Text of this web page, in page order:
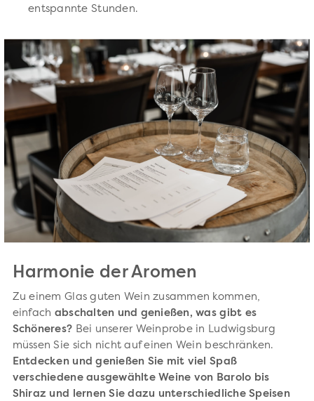
entspannte Stunden.
Harmonie der Aromen
Zu einem Glas guten Wein zusammen kommen,
einfach abschalten und genießen, was gibt es
Schöneres? Bei unserer Weinprobe in Ludwigsburg
müssen Sie sich nicht auf einen Wein beschränken.
Entdecken und genießen Sie mit viel Spaß
verschiedene ausgewählte Weine von Barolo bis
Shiraz und lernen Sie dazu unterschiedliche Speisen